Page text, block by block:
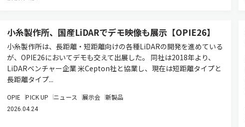
小糸製作所、国産LiDARでデモ映像も展示【OPIE26】
小糸製作所は、長距離・短距離向けの各種LiDARの開発を進めている
が、OPIE26においてデモも交えて出展した。 同社は2018年より、
LiDARベンチャー企業 米Cepton社と協業し、現在は短距離タイプと
長距離タイプ...
OPIE PICK UP ニュース 展示会 新製品
2026.04.24